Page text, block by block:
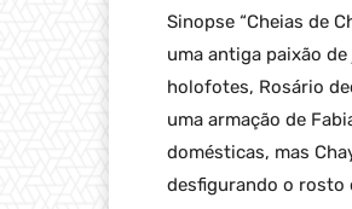
Sinopse “Cheias de
uma antiga paixão
holofotes, Rosário
uma armação de
domésticas, mas
desfigurando o rosto